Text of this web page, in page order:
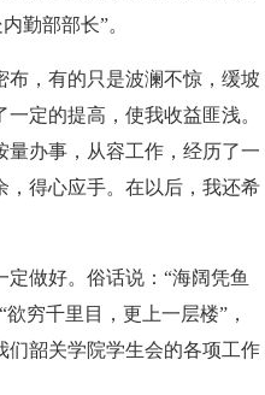
勤部部长”。
，有的只是波澜不惊，缓坡
定的提高，使我收益匪浅。
办事，从容工作，经历了一
，得心应手。在以后，我还希
做好。俗话说：“海阔凭鱼
穷千里目，更上一层楼”，
们韶关学院学生会的各项工作